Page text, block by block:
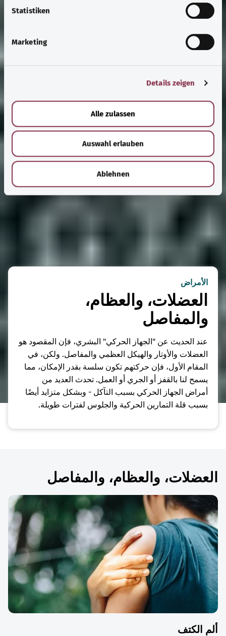
n
u
a
Statistiken
Marketing
Details zeigen
Alle zulassen
Auswahl erlauben
Ablehnen
الأمراض
العضلات، والعظام،
والمفاصل
عند الحديث عن "الجهاز الحركي" البشري، فإن المقصود هو
العضلات والأوتار والهيكل العظمي والمفاصل. ولكن، في
المقام الأول، فإن حركتهم تكون سلسة بقدر الإمكان، مما
يسمح لنا بالقفز أو الجري أو العمل. تحدث العديد من
أمراض الجهاز الحركي بسبب التآكل - وبشكل متزايد أيضًا
بسبب قلة التمارين الحركية والجلوس لفترات طويلة.
العضلات، والعظام، والمفاصل
ألم الكتف